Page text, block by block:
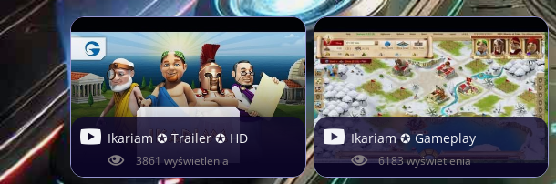
Ikariam ✪ Trailer ✪ HD
3861 wyświetlenia
Ikariam ✪ Gameplay
6183 wyświetlenia